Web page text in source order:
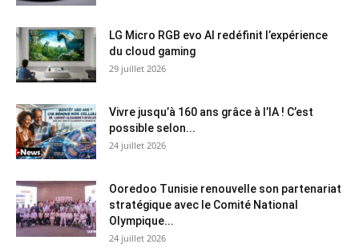
LG Micro RGB evo AI redéfinit l’expérience
du cloud gaming
29 juillet 2026
Vivre jusqu’à 160 ans grâce à l’IA ! C’est
possible selon...
24 juillet 2026
Ooredoo Tunisie renouvelle son partenariat
stratégique avec le Comité National
Olympique...
24 juillet 2026